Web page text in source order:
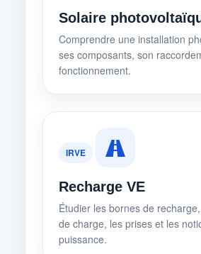
Solaire
Comprendre une installation
ses composants, son
fonctionnement.
IRVE
Recharge VE
Étudier les bornes de
de charge, les prises et les
puissance.